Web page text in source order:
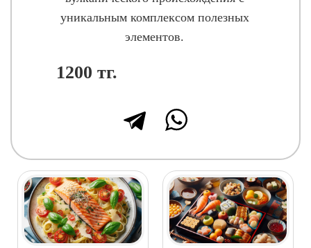
уникальным комплексом полезных
элементов.
1200 тг.